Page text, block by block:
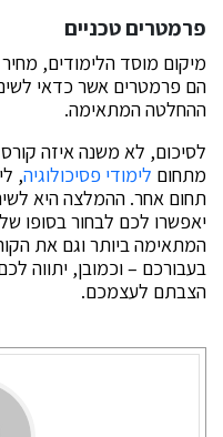
פרמטרים טכניים
מיקום מוסד הלימודים,
הם פרמטרים אשר כדאי
ההחלטה המתאימה.
לסיכום, לא משנה איזה
מתחום לימודי פסיכולוגיה,
תחום אחר. ההמלצה היא
יאפשרו לכם לבחור בסופו
המתאימה ביותר וגם את
בעבורכם – וכמובן, יתווה
הצבתם לעצמכם.